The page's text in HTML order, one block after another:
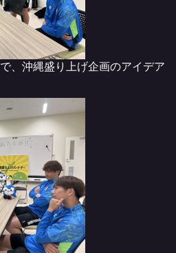
、沖縄盛り上げ企画のアイデア